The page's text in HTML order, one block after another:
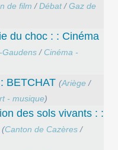
de film /Débat/Gaz de
du choc : : Cinéma
Gaudens / Cinéma -
BETCHAT (Ariège /
- musique)
des sols vivants : :
(Canton de Cazères /